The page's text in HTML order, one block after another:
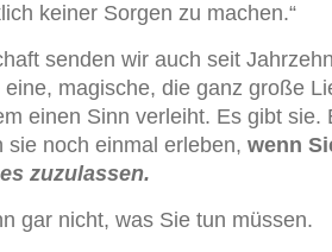
keiner Sorgen zu machen.“
senden wir auch seit
magische, die ganz große
einen Sinn verleiht. Es gibt sie.
sie noch einmal erleben, wenn
zuzulassen.
gar nicht, was Sie tun müssen.